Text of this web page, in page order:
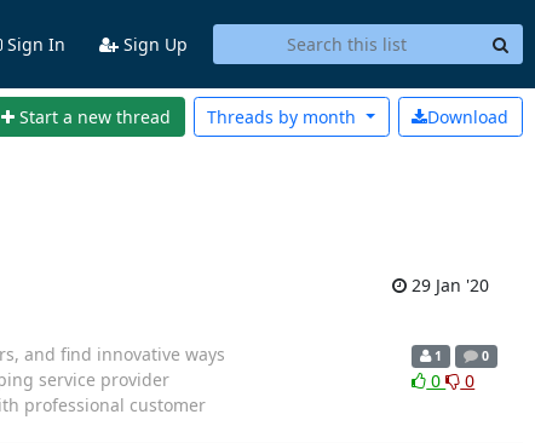
Sign In Sign Up
Start a new thread Download
Threads by month
29 Jan '20
and find innovative ways
service provider
professional customer
1 0
0 0